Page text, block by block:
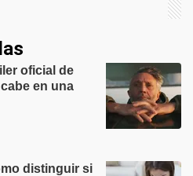
oficial de
en una
distinguir si